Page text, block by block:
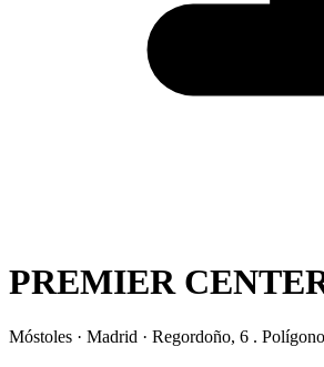
PREMIER
Móstoles · Madrid · Regordoño, 6 .